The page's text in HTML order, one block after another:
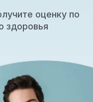
оценку по
здоровья